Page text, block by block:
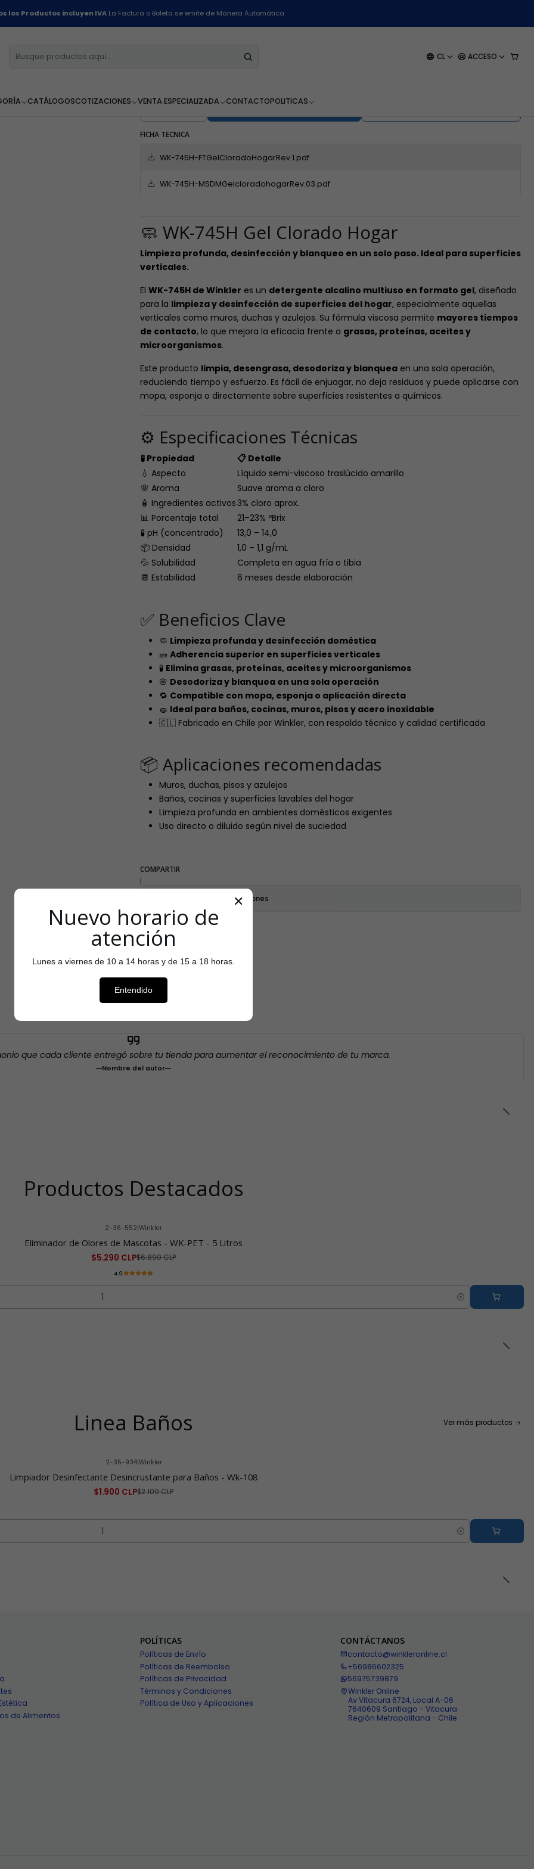
CL ACCESO
CATÁLOGOSCOTIZACIONES VENTA ESPECIALIZADA CONTACTOPOLITICAS
los Productos incluyen IVALa Factura o Boleta se emite de Manera Automática
Inicio Línea Hogar Cloro Gel al 3% Hogar - WK-745 H - 5 Litros
Cloro Gel al 3% Hogar - WK-745 H - 5
AGREGAR AL CARRO
FICHA TECNICA
WK-745H-FTGelCloradoHogarRev.1.pdf
WK-745H-MSDMGelcloradohogarRev.03.pdf
🧼 WK-745H Gel Clorado Hogar
Limpieza profunda, desinfección y blanqueo en un solo paso. Ideal para superficies
verticales.
El WK-745H de Winkler es un detergente alcalino multiuso en formato gel, diseñado
para la limpieza y desinfección de superficies del hogar, especialmente aquellas
verticales como muros, duchas y azulejos. Su fórmula viscosa permite mayores tiempos
de contacto, lo que mejora la eficacia frente a grasas, proteínas, aceites y
microorganismos.
Este producto limpia, desengrasa, desodoriza y blanqueaen una sola operación,
reduciendo tiempo y esfuerzo. Es fácil de enjuagar, no deja residuos y puede aplicarse con
mopa, esponja o directamente sobre superficies resistentes a químicos.
⚙️ Especificaciones Técnicas
🧪 Propiedad
📋 Detalle
💧 Aspecto
Líquido semi-viscoso traslúcido amarillo
🌸 Aroma
Suave aroma a cloro
🧴 Ingredientes activos3% cloro aprox.
📊 Porcentaje total
21–23% ºBrix
🧪 pH (concentrado)
13,0 – 14,0
📦 Densidad
1,0 – 1,1 g/mL
💦 Solubilidad
Completa en agua fría o tibia
📆 Estabilidad
6 meses desde elaboración
✅ Beneficios Clave
🧼 Limpieza profunda y desinfección doméstica
🧱 Adherencia superior en superficies verticales
🧪 Elimina grasas, proteínas, aceites y microorganismos
🌸 Desodoriza y blanquea en una sola operación
🔁 Compatible con mopa, esponja o aplicación directa
🧽 Ideal para baños, cocinas, muros, pisos y acero inoxidable
🇨🇱 Fabricado en Chile por Winkler, con respaldo técnico y calidad certificada
📦 Aplicaciones recomendadas
Muros, duchas, pisos y azulejos
Baños, cocinas y superficies lavables del hogar
Limpieza profunda en ambientes domésticos exigentes
Uso directo o diluido según nivel de suciedad
COMPARTIR
Mostrar stock de ubicaciones
Testimonios
que cada cliente entregó sobre tu tienda para aumentar el reconocimiento de tu marca.
Nombre del autor
Productos Destacados
2-36-552|Winkler
Eliminador de Olores de Mascotas - WK-PET - 5 Litros
$5.290 CLP$6.890 CLP
4.9
Linea Baños Ver más productos
2-35-934|Winkler
Limpiador Desinfectante Desincrustante para Baños - Wk-108
$1.900 CLP$2.100 CLP
de Alimentos
POLÍTICAS
Políticas de Envío
Políticas de Reembolso
Políticas de Privacidad
Términos y Condiciones
Política de Uso y Aplicaciones
CONTÁCTANOS
contacto@winkleronline.cl
+56986602325
56975739879
Winkler Online
Av Vitacura 6724, Local A-06
7640609 Santiago - Vitacura
Región Metropolitana - Chile
✕
Nuevo horario de
atención
Lunes a viernes de 10 a 14 horas y de 15 a 18 horas.
Entendido